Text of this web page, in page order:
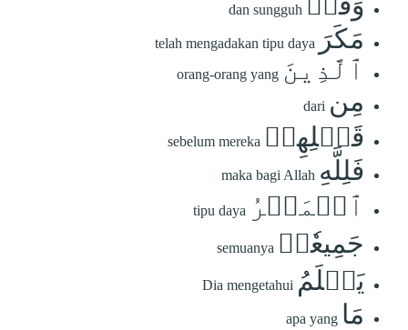
dan sungguh
مَكَرَ telah mengadakan tipu daya
ٱلَّذِينَ orang-orang yang
مِن dari
قَبۡلِهِمۡ sebelum mereka
فَلِلَّهِ maka bagi Allah
ٱلۡمَكۡرُ tipu daya
جَمِيعٗاۖ semuanya
يَعۡلَمُ Dia mengetahui
مَا apa yang